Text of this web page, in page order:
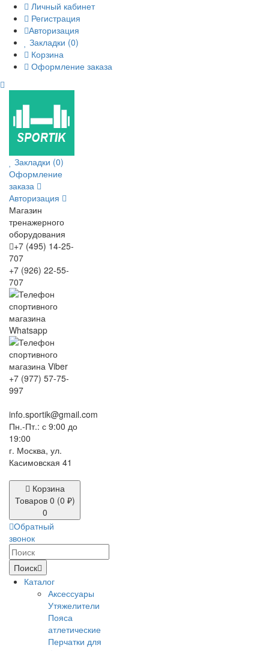
Личный кабинет
Регистрация
Авторизация
Закладки (0)
Корзина
Оформление заказа
Закладки (0)
Оформление
заказа
Авторизация
Магазин
тренажерного
оборудования
+7 (495) 14-25-
707
+7 (926) 22-55-
707
+7 (977) 57-75-
997
info.sportik@gmail.com
Пн.-Пт.: с 9:00 до
19:00
г. Москва, ул.
Касимовская 41
Корзина
Товаров 0 (0 ₽)
0
Обратный
звонок
Поиск
Каталог
Аксессуары
Утяжелители
Пояса
атлетические
Перчатки для